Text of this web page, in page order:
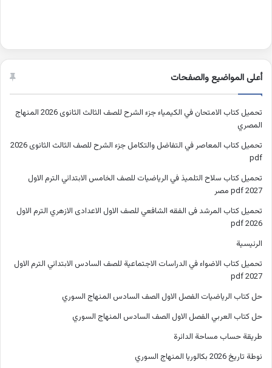
أعلى المواضيع والصفحات
تحميل كتاب الامتحان في الكيمياء جزء الشرح للصف الثالث الثانوى 2026 المنهاج
المصري
تحميل كتاب المعاصر في التفاضل والتكامل جزء الشرح للصف الثالث الثانوى 2026
pdf
تحميل كتاب سلاح التلميذ في الرياضيات للصف الخامس الابتدائي الترم الاول
2027 pdf مصر
تحميل كتاب المرشد فى الفقه الشافعي للصف الاول الاعدادى الازهري الترم الاول
2026 pdf
الرئيسية
تحميل كتاب الاضواء في الدراسات الاجتماعية للصف السادس الابتدائي الترم الاول
2027 pdf
حل كتاب الرياضيات الفصل الاول الصف السادس المنهاج السوري
حل كتاب العربي الفصل الاول الصف السادس المنهاج السوري
طريقة حساب مساحة الدائرة
نوطة تاريخ 2026 بكالوريا المنهاج السوري